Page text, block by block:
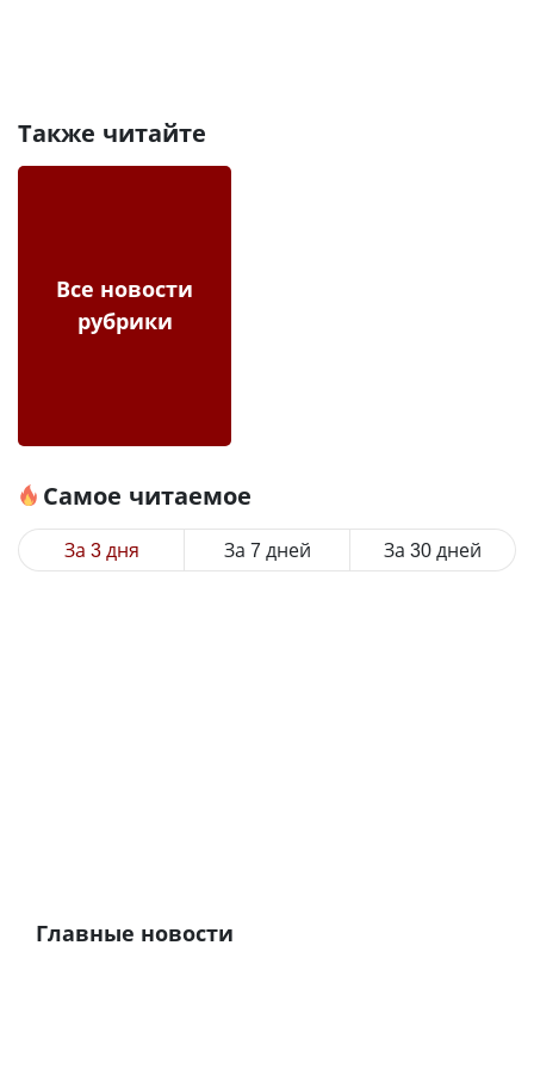
Также читайте
Все новости
рубрики
Самое читаемое
За 3 дня За 7 дней За 30 дней
Главные новости